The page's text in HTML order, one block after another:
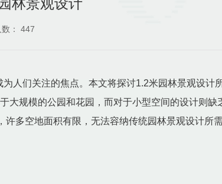
林景观设计
： 447
人们关注的焦点。本文将探讨1.2米园林景观设计
大规模的公园和花园，而对于小型空间的设计则缺
多空地面积有限，无法容纳传统园林景观设计所